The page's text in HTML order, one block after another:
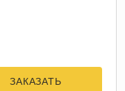
ЗАКАЗАТЬ